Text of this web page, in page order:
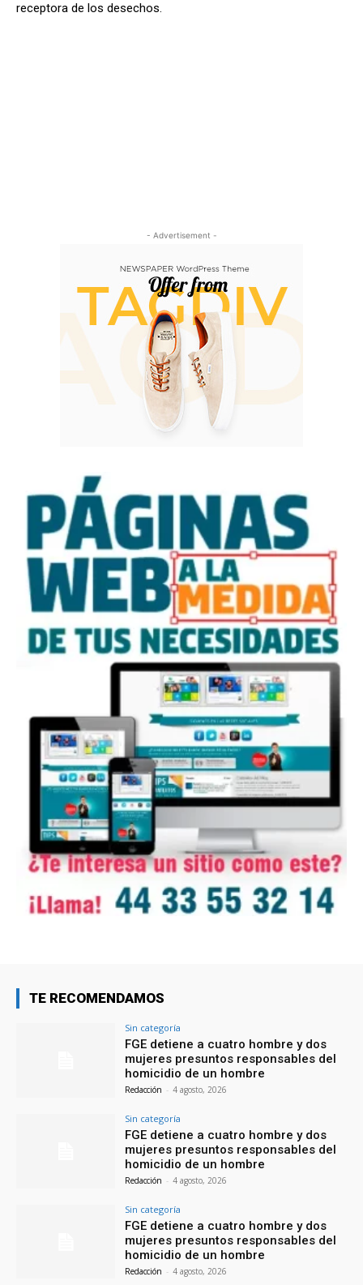
receptora de los desechos.
- Advertisement -
TE RECOMENDAMOS
Sin categoría
FGE detiene a cuatro hombre y dos
mujeres presuntos responsables del
homicidio de un hombre
Redacción - 4 agosto, 2026
Sin categoría
FGE detiene a cuatro hombre y dos
mujeres presuntos responsables del
homicidio de un hombre
Redacción - 4 agosto, 2026
Sin categoría
FGE detiene a cuatro hombre y dos
mujeres presuntos responsables del
homicidio de un hombre
Redacción - 4 agosto, 2026